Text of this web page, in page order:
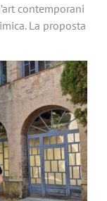
contemporani
La proposta